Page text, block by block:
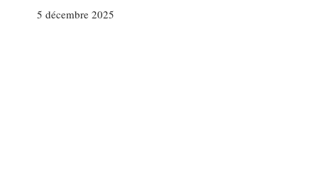
5 décembre 2025